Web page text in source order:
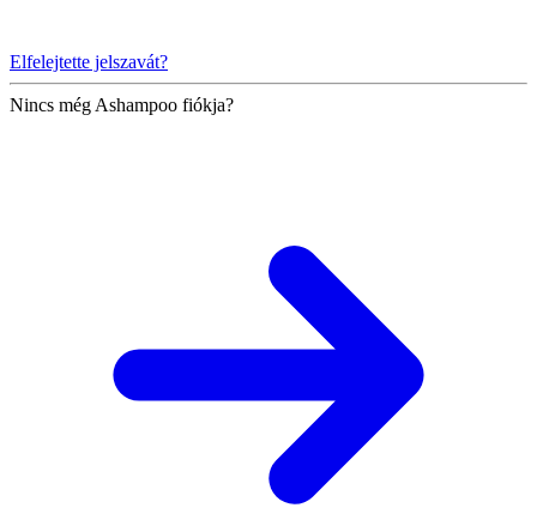
Elfelejtette jelszavát?
Nincs még Ashampoo fiókja?